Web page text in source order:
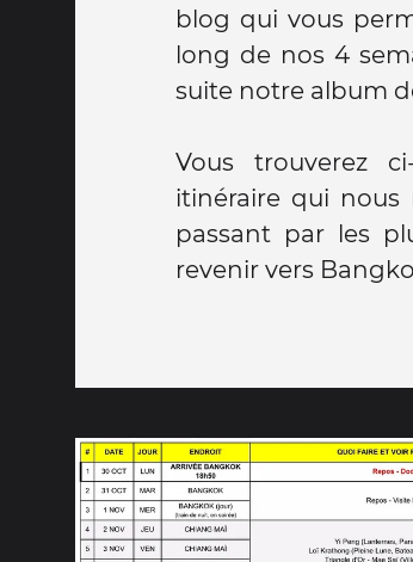
blog qui vous
long de nos 4
suite notre album
Vous trouverez
itinéraire qui nous
passant par les
revenir vers